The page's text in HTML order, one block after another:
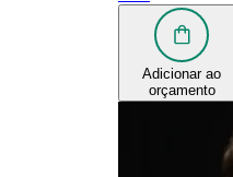
Adicionar ao
orçamento